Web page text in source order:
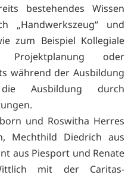
bestehendes Wissen
„Handwerkszeug“ und
zum Beispiel Kollegiale
oder
während der Ausbildung
Ausbildung durch
und Roswitha Herres
Mechthild Diedrich aus
aus Piesport und Renate
mit der Caritas-